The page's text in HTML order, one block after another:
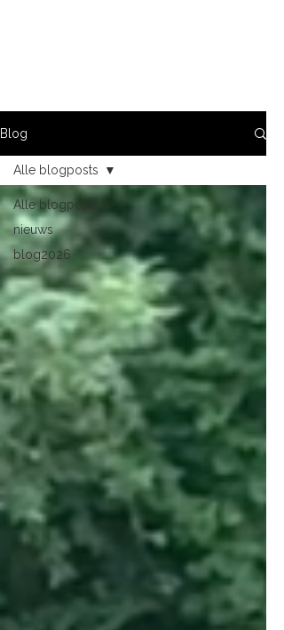
Blog
Alle blogposts
nieuws
blog2026
Alle blogposts